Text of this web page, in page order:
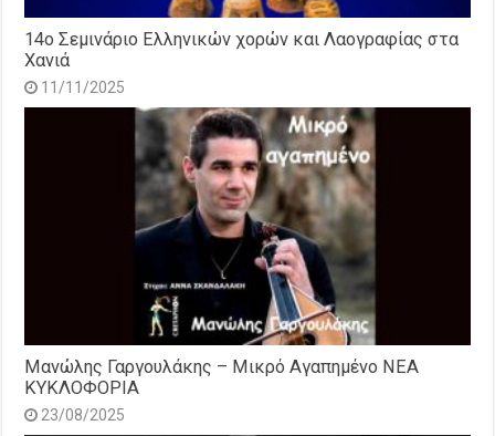
14o Σεμινάριο Ελληνικών χορών και Λαογραφίας στα
Χανιά
11/11/2025
Μανώλης Γαργουλάκης – Μικρό Αγαπημένο NEΑ
ΚΥΚΛΟΦΟΡΙΑ
23/08/2025